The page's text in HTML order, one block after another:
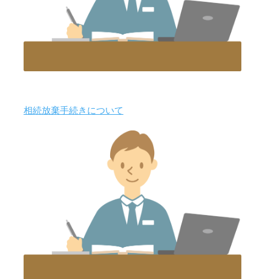
相続放棄手続きについて